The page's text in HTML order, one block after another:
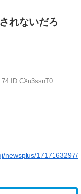
れないだろ
ID:CXu3ssnT0
newsplus/1717163297/